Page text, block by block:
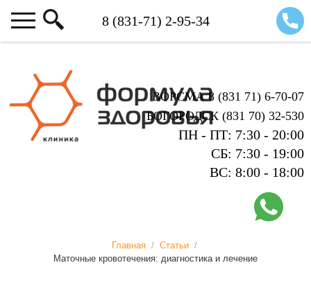
ВОРСМА 8 (831 71) 6-70-07
БОГОРОДСК (831 70) 32-530
ПН - ПТ: 7:30 - 20:00
СБ: 7:30 - 19:00
ВС: 8:00 - 18:00
Главная / Статьи /
Маточные кровотечения: диагностика и лечение